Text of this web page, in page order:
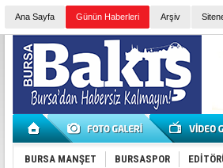
Ana Sayfa Günün Haberleri Arşiv
BURSA MANŞET BURSASPOR